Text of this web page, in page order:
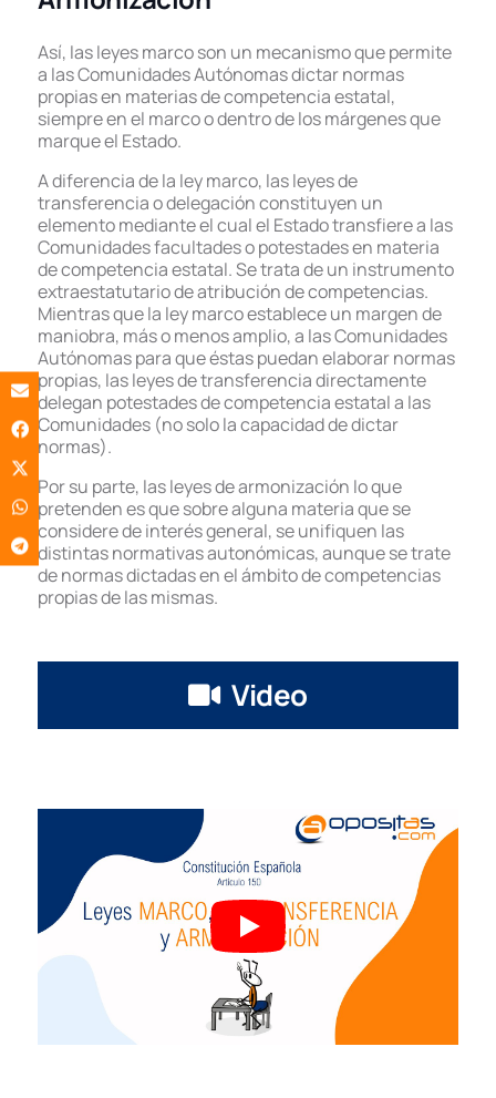
Así, las leyes marco son un mecanismo que permite
a las Comunidades Autónomas dictar normas
propias en materias de competencia estatal,
siempre en el marco o dentro de los márgenes que
marque el Estado.
A diferencia de la ley marco, las leyes de
transferencia o delegación constituyen un
elemento mediante el cual el Estado transfiere a las
Comunidades facultades o potestades en materia
de competencia estatal. Se trata de un instrumento
extraestatutario de atribución de competencias.
Mientras que la ley marco establece un margen de
maniobra, más o menos amplio, a las Comunidades
Autónomas para que éstas puedan elaborar normas
propias, las leyes de transferencia directamente
delegan potestades de competencia estatal a las
Comunidades (no solo la capacidad de dictar
normas).
Por su parte, las leyes de armonización lo que
pretenden es que sobre alguna materia que se
considere de interés general, se unifiquen las
distintas normativas autonómicas, aunque se trate
de normas dictadas en el ámbito de competencias
propias de las mismas.
Video